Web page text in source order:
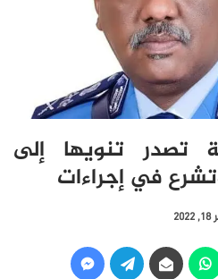
تصدر تنويهََا إلى
في إجراءات